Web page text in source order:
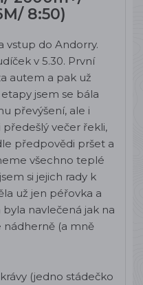
8:50)
vstup do Andorry.
v 5.30. První
autem a pak už
jsem se bála
převýšení, ale i
večer řekli,
předpovědi pršet a
všechno teplé
si jejich rady k
už jen péřovka a
navlečená jak na
nádherně (a mně
(jedno stádečko